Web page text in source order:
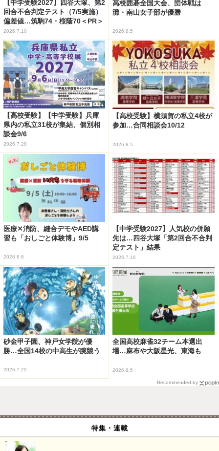
【中学受験2027】四谷大塚、第2
回合不合判定テスト（7/5実施）
偏差値…筑駒74・桜蔭70＜PR＞
2026.7.10
高校囲碁全国大会、団体戦は
灘・南山女子部が優勝
2026.8.5
【高校受験】【中学受験】兵庫
県内の私立31校が集結、個別相
談会9/6
2026.7.28
【高校受験】横須賀の私立4校が
参加…合同相談会10/12
2026.8.5
医療✕消防、縫合デモやAED講
習も「おしごと体験博」9/5
2026.8.6
【中学受験2027】人気校の併願
先は…四谷大塚「第2回合不合判
定テスト」結果
2026.7.16
砂金甲子園、神戸女学院が優
勝…全国14校の中高生が腕競う
2026.7.29
全国高校麻雀32チーム本選出
場…麻布や大阪星光、東海も
2026.8.5
Recommended by
特集・連載